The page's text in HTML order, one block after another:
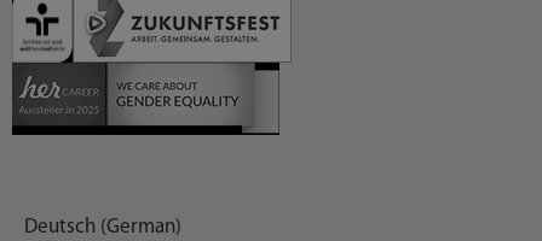
Deutsch (German)